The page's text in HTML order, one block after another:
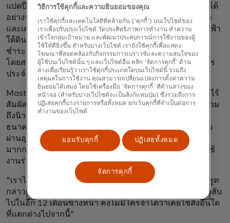
แปดปีจึงจะนำระบบการออกตั๋วแบบวงเปิดทั่วประเทศมาใช้ได้
อย่างประสบผลสำเร็จ นั่นรวมถึงการติดตั้งเครื่องกั้นทางเข้า
และเครื่องตรวจสอบตั๋วที่ป้ายรถราง รถไฟ รถบัส และรถไฟฟ้า
ใต้ดินทุกแห่ง ตลอดจนการจัดการกับความซับซ้อนของการ
ชำระเงินในระบบค่าโดยสารตามระยะทางแทนที่จะเป็นค่า
โดยสารคงที่ ตามที่ Jan-Willem van der Schoot ผู้จัดการ
ประจำประเทศเนเธอร์แลนด์ของ Mastercard กล่าว
Mastercard ซึ่งเป็นผู้มีส่วนช่วยริเริ่มระบบจำหน่ายตั๋วแบบไร้
สัมผัสสำหรับการขนส่งมวลชนในลอนดอนและเมืองอื่นๆ รวม
ถึงนิวยอร์ก มิลาน สิงคโปร์ และซิดนีย์ ได้ทำงานร่วมกับ
ธนาคารต่างๆ เพื่อกำหนดกฎเกณฑ์การประมวลผลธุรกรรม
ผ่านอุปกรณ์พกพา และเพื่อให้แน่ใจว่าเครื่องตรวจสอบบัตร
มากกว่า 55,000 เครื่องทั่วเครือข่ายของประเทศสามารถใช้
งานร่วมกับบัตรไร้สัมผัสและสมาร์ทโฟนได้
"เราได้รับการตอบรับที่ดีมากจากนักเดินทาง" แวน เดอร์ สคูท
กล่าว “มันใช้งานง่ายและสะดวก — ผมคิดว่าหากมองย้อนกลับ
ไปในอีก 12 เดือนข้างหน้า คงไม่มีใครจำได้ว่าเคยใช้สิ่งอื่นใด
ที่แตกต่างไปจากนี้”
วิธีการใช้คุกกี้และความยินยอมของคุณ
เราใช้คุกกี้และเทคโนโลยีที่คล้ายกัน ('คุกกี้') บนเว็บไซต์ของ
เราเพื่อปรับปรุงเว็บไซต์ วัดประสิทธิภาพการทำงาน ทำความ
เข้าใจกลุ่มเป้าหมาย และพัฒนาประสบการณ์การใช้งานของผู้
ใช้ให้ดียิ่งขึ้น สำหรับบางเว็บไซต์ เรายังใช้คุกกี้เพื่อแสดง
โฆษณาที่สอดคล้องกับกิจกรรมการเบราวซ์และความสนใจของ
ผู้ใช้บนเว็บไซต์นั้น ๆ และเว็บไซต์อื่น คลิก 'จัดการคุกกี้' ด้าน
ล่างเพื่อเรียนรู้ว่าเราใช้คุกกี้ประเภทใดบนเว็บไซต์นี้ รวมถึง
เหตุผลในการใช้งาน คุณสามารถเปลี่ยนแปลงการตั้งค่าความ
ยินยอมได้เสมอ โดยใช้เครื่องมือ 'จัดการคุกกี้' ที่ด้านล่างของ
หน้าจอ (สำหรับบางเว็บไซต์จะเป็นลิงก์แทนปุ่ม) ซึ่งรวมถึงการ
ปฏิเสธคุกกี้บางรายการหรือทั้งหมด ยกเว้นคุกกี้ที่จำเป็นต่อการ
ทำงานของเว็บไซต์
ยอมรับคุกกี้ ปฏิเสธทั้งหมด
จัดการคุกกี้